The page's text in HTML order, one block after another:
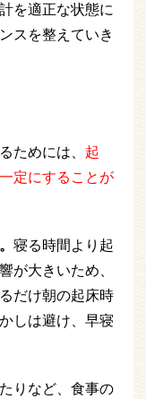
を適正な状態に
スを整えていき
ためには、 起
定にすることが
寝る時間より起
が大きいため、
だけ朝の起床時
しは避け、早寝
りなど、食事の